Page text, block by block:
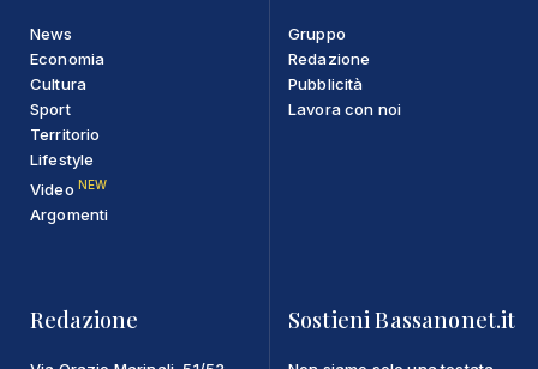
News
Economia
Cultura
Sport
Territorio
Lifestyle
Video NEW
Argomenti
Gruppo
Redazione
Pubblicità
Lavora con noi
Redazione Sostieni Bassanonet.it